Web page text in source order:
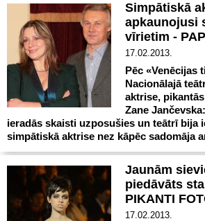
Simpātiskā
apkaunojusi
vīrietim -
17.02.2013.
Pēc «Venēcijas
Nacionālajā
aktrise,
Zane
ieradās skaisti uzposušies un teātrī bija
simpātiskā aktrise nez kāpēc sadomāja
Jaunām
piedāvāts
PIKANTI
17.02.2013.